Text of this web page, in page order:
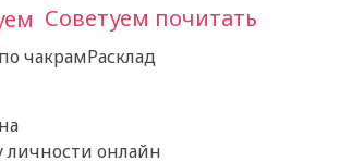
Советуем почитать
Расклад